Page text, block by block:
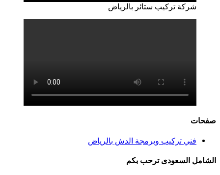
شركة تركيب ستائر بالرياض
صفحات
فني تركيب وبرمجة الدش بالرياض
الشامل السعودى ترحب بكم